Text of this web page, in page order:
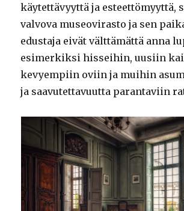
käytettävyyttä ja esteettömyyttä,
valvova museovirasto ja sen
edustaja eivät välttämättä anna
esimerkiksi hisseihin, uusiin
kevyempiin oviin ja muihin
ja saavutettavuutta parantaviin